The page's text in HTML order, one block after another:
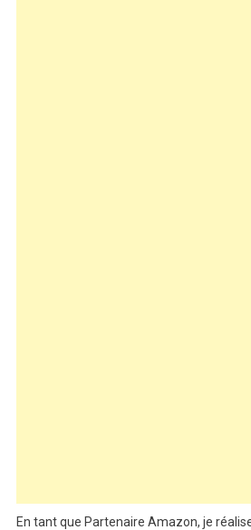
En tant que Partenaire Amazon, je